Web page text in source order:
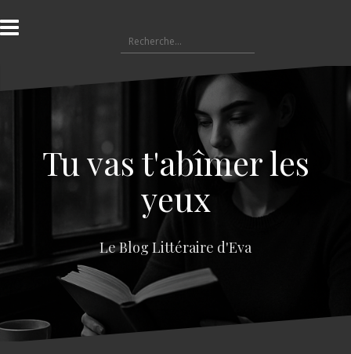
l
a
e
e
Tu vas t'abîmer les
yeux
Le Blog Littéraire d'Eva